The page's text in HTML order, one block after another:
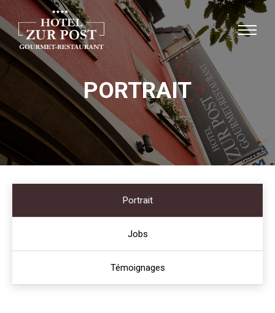
PORTRAIT
Portrait
Jobs
Témoignages